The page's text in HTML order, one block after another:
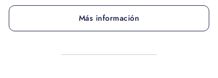
BLOG
Más información